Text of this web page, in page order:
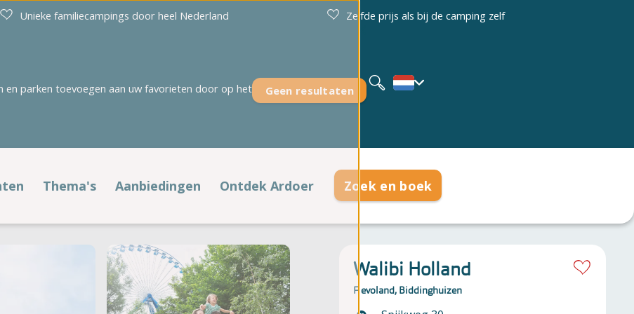
Unieke familiecampings door heel Nederland Zelfde prijs als bij de camping zelf
Geen resultaten
parken toevoegen aan uw favorieten door op het
English
Holterberg
't Rheezerwold
Ginsterveld
De Meulinge
De Paardekreek
Thema's
Populaire thema's
Campings aan zee
Aanbiedingen
Voordelig op pad
Alle aanbiedingen
Ontdek Ardoer Zoek en boek
Walibi Holland
Flevoland, Biddinghuizen